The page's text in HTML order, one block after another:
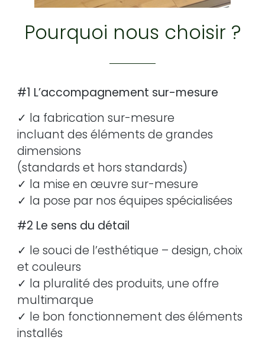
Pourquoi nous choisir ?
#1 L’accompagnement sur-mesure
✓ la fabrication sur-mesure
incluant des éléments de grandes
dimensions
(standards et hors standards)
✓ la mise en œuvre sur-mesure
✓ la pose par nos équipes spécialisées
#2 Le sens du détail
✓ le souci de l’esthétique – design, choix
et couleurs
✓ la pluralité des produits, une offre
multimarque
✓ le bon fonctionnement des éléments
installés